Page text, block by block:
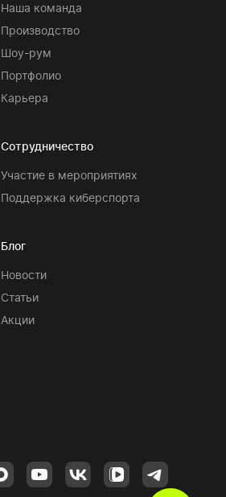
Наша команда
Производство
Шоу-рум
Портфолио
Карьера
Сотрудничество
Участие в мероприятиях
Поддержка киберспорта
Блог
Новости
Статьи
Акции